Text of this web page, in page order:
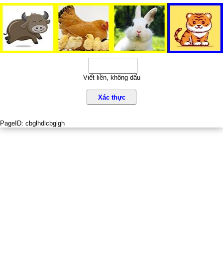
Viết liền, không dấu
Xác thực
PageID: cbglhdlcbglgh